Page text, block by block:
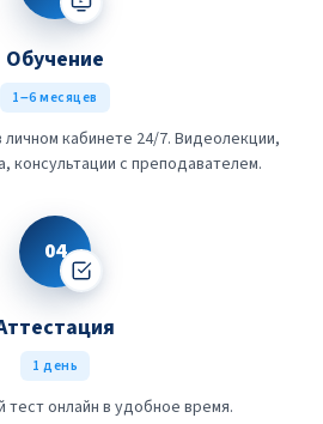
Обучение
1–6 месяцев
кабинете 24/7. Видеолекции,
консультации с преподавателем.
04
1 день
тест онлайн в удобное время.